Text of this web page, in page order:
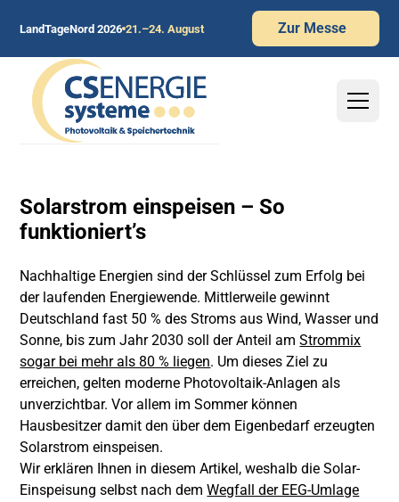
LandTageNord 2026 21.–24. August Zur Messe
Solarstrom einspeisen – So
funktioniert’s
Nachhaltige Energien sind der Schlüssel zum Erfolg bei
der laufenden Energiewende. Mittlerweile gewinnt
Deutschland fast 50 % des Stroms aus Wind, Wasser und
Sonne, bis zum Jahr 2030 soll der Anteil amStrommix
sogar bei mehr als 80 % liegen. Um dieses Ziel zu
erreichen, gelten moderne Photovoltaik-Anlagen als
unverzichtbar. Vor allem im Sommer können
Hausbesitzer damit den über dem Eigenbedarf erzeugten
Solarstrom einspeisen.
Wir erklären Ihnen in diesem Artikel, weshalb die Solar-
Einspeisung selbst nach demWegfall der EEG-Umlage